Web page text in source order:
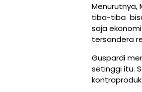
tiba-tiba bisa
saja
tersandera
Guspardi
setinggi itu.